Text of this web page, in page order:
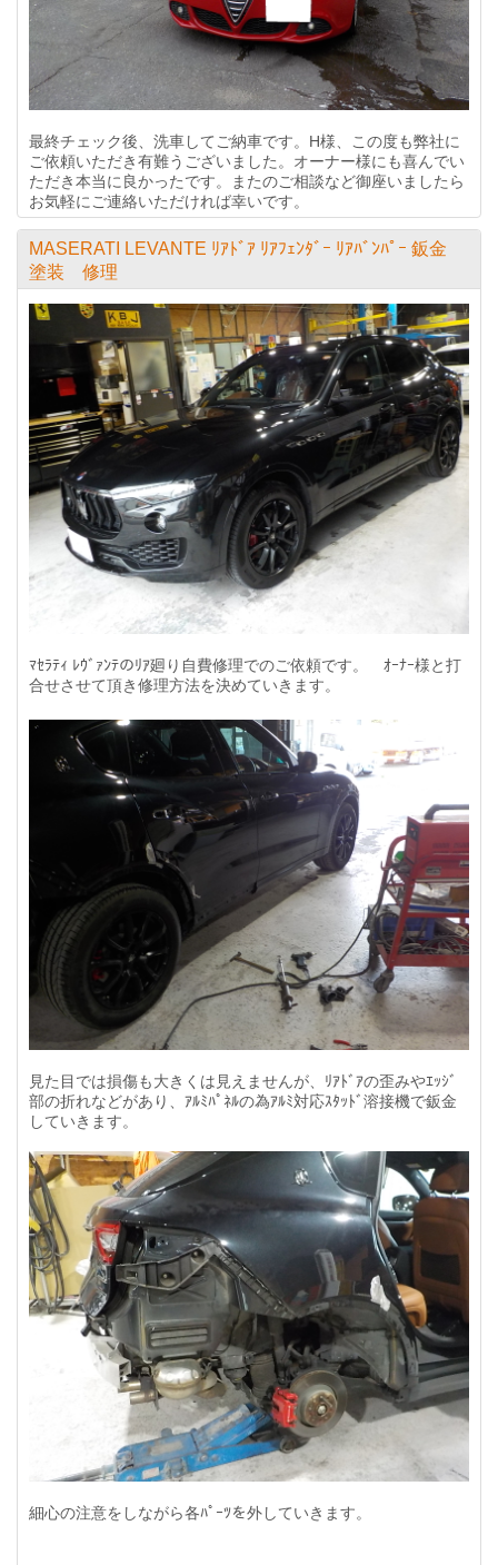
最終チェック後、洗車してご納車です。H様、この度も弊社に
ご依頼いただき有難うございました。オーナー様にも喜んでい
ただき本当に良かったです。またのご相談など御座いましたら
お気軽にご連絡いただければ幸いです。
MASERATI LEVANTE ﾘｱﾄﾞｱ ﾘｱﾌｪﾝﾀﾞｰ ﾘｱﾊﾞﾝﾊﾟｰ 鈑金
塗装 修理
ﾏｾﾗﾃｨ ﾚｳﾞｧﾝﾃのﾘｱ廻り自費修理でのご依頼です。 ｵｰﾅｰ様と打
合せさせて頂き修理方法を決めていきます。
見た目では損傷も大きくは見えませんが、ﾘｱﾄﾞｱの歪みやｴｯｼﾞ
部の折れなどがあり、ｱﾙﾐﾊﾟﾈﾙの為ｱﾙﾐ対応ｽﾀｯﾄﾞ溶接機で鈑金
していきます。
細心の注意をしながら各ﾊﾟｰﾂを外していきます。